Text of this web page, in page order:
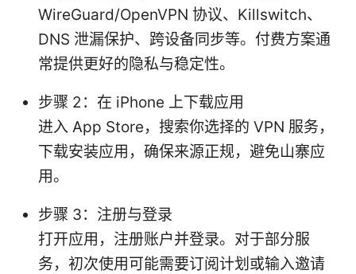
WireGuard/OpenVPN 协议、Killswitch、
DNS 泄漏保护、跨设备同步等。付费方案通
常提供更好的隐私与稳定性。
步骤 2：在 iPhone 上下载应用
进入 App Store，搜索你选择的 VPN 服务，
下载安装应用，确保来源正规，避免山寨应
用。
步骤 3：注册与登录
打开应用，注册账户并登录。对于部分服
务，初次使用可能需要订阅计划或输入邀请